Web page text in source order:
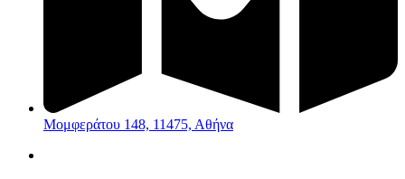
Μομφεράτου 148, 11475, Αθήνα